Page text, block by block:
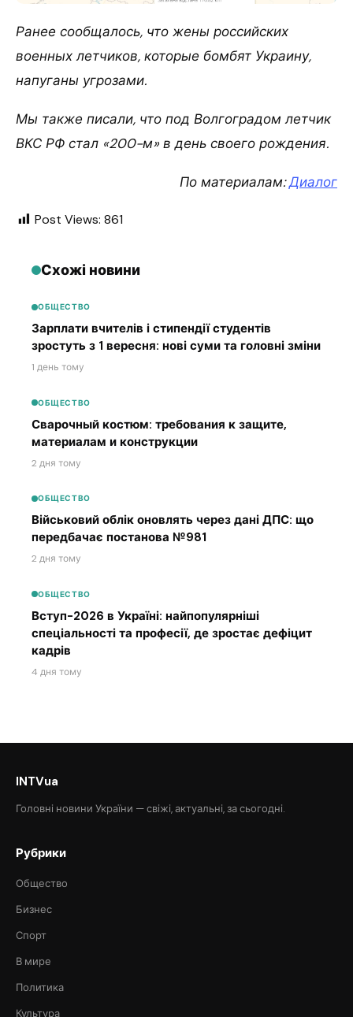
Ранее сообщалось, что жены российских
военных летчиков, которые бомбят Украину,
напуганы угрозами.
Мы также писали, что под Волгоградом летчик
ВКС РФ стал «200-м» в день своего рождения.
По материалам:Диалог
Post Views: 861
Схожі новини
ОБЩЕСТВО
Зарплати вчителів і стипендії студентів
зростуть з 1 вересня: нові суми та головні зміни
1 день тому
ОБЩЕСТВО
Сварочный костюм: требования к защите,
материалам и конструкции
2 дня тому
ОБЩЕСТВО
Військовий облік оновлять через дані ДПС: що
передбачає постанова №981
2 дня тому
ОБЩЕСТВО
Вступ-2026 в Україні: найпопулярніші
спеціальності та професії, де зростає дефіцит
кадрів
4 дня тому
INTVua
Головні новини України — свіжі, актуальні, за сьогодні.
Рубрики
Общество
Бизнес
Спорт
В мире
Политика
Культура